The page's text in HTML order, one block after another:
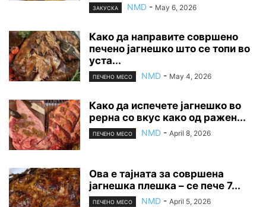
ЗАКУСКА NMD - May 6, 2026
Како да направите совршено
печено јагнешко што се топи во
уста...
ПЕЧЕНО МЕСО NMD - May 4, 2026
Како да испечете јагнешко во
рерна со вкус како од ражен...
ПЕЧЕНО МЕСО NMD - April 8, 2026
Ова е тајната за совршена
јагнешка плешка – се пече 7...
ПЕЧЕНО МЕСО NMD - April 5, 2026